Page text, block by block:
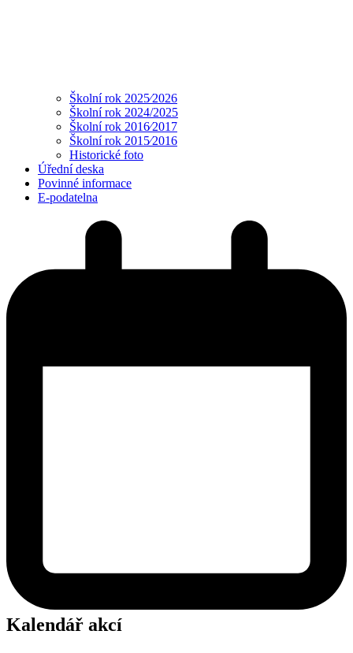
Školní rok 2025⁄2026
Školní rok 2024/2025
Školní rok 2016⁄2017
Školní rok 2015⁄2016
Historické foto
Úřední deska
Povinné informace
E-podatelna
Kalendář akcí